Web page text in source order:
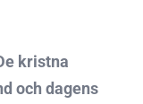
kristna
och dagens